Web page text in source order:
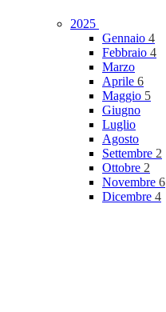
2025
Gennaio 4
Febbraio 4
Marzo
Aprile 6
Maggio 5
Giugno
Luglio
Agosto
Settembre 2
Ottobre 2
Novembre 6
Dicembre 4